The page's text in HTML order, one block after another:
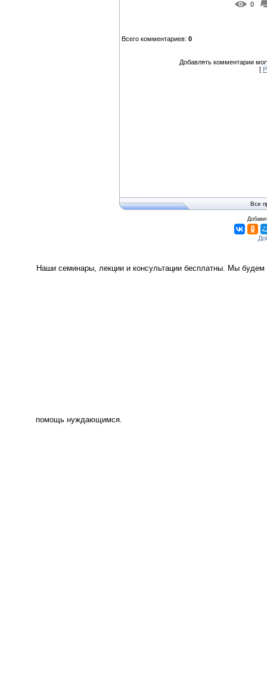
0
Всего комментариев: 0
Добавлять комментарии
[
Все
Наши семинары, лекции и консультации бесплатны. Мы
помощь нуждающимся.